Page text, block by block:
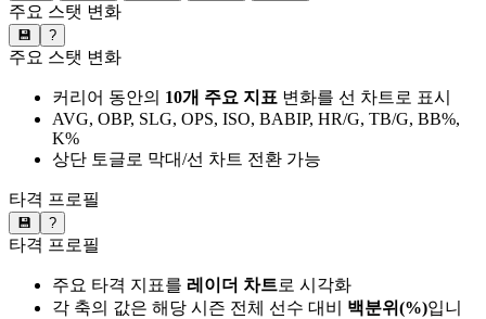
주요 스탯 변화
💾 ?
주요 스탯 변화
커리어 동안의 10개 주요 지표 변화를 선 차트로 표시
AVG, OBP, SLG, OPS, ISO, BABIP, HR/G, TB/G, BB%,
K%
상단 토글로 막대/선 차트 전환 가능
타격 프로필
💾 ?
타격 프로필
주요 타격 지표를 레이더 차트로 시각화
각 축의 값은 해당 시즌 전체 선수 대비 백분위(%)입니